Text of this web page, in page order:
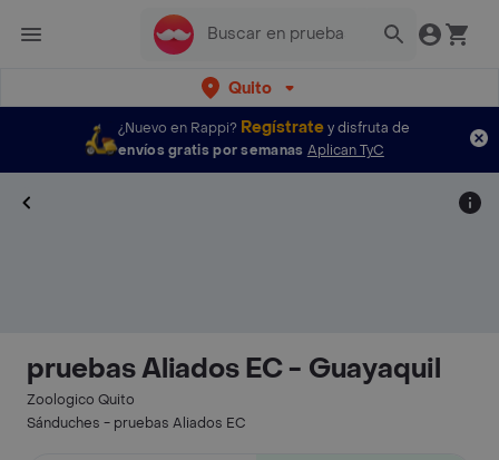
Quito
¿Nuevo en Rappi? Regístratey disfruta de
envíos gratis por semanas Aplican TyC
pruebas Aliados EC - Guayaquil
Zoologico Quito
Sánduches - pruebas Aliados EC